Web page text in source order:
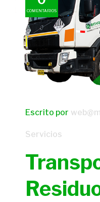
COMENTARIOS
Escrito por
Servicios